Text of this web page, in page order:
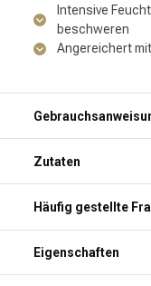
Intensive
beschweren
Angereichert
Zutaten
Häufig gestellte
Für welche Haartypen
Refill geeignet?
Eigenschaften